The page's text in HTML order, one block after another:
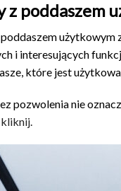
z poddaszem
użytkowym
i interesujących
które jest
pozwolenia nie